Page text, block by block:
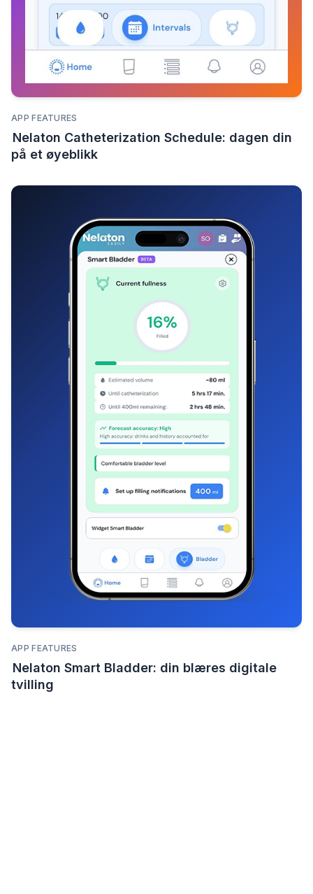
APP FEATURES
Nelaton Catheterization Schedule: dagen din
på et øyeblikk
APP FEATURES
Nelaton Smart Bladder: din blæres digitale
tvilling